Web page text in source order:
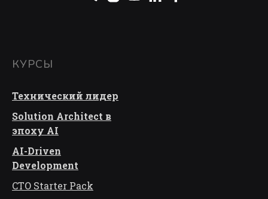
КУРСЫ
Технический лидер
Solution Architect в
эпоху AI
AI-Driven
Development
CTO Starter Pack